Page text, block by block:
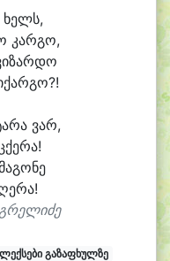
ხელს,
კარგო,
ზარდო
ქარგო?!
რა ვარ,
რა!
გონე
რა!
ლექსები გაზაფხულზე